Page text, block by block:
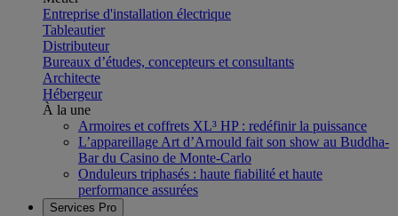
Entreprise d'installation électrique
Tableautier
Distributeur
Bureaux d’études, concepteurs et consultants
Architecte
Hébergeur
À la une
Armoires et coffrets XL³ HP : redéfinir la puissance
L’appareillage Art d’Arnould fait son show au Buddha-
Bar du Casino de Monte-Carlo
Onduleurs triphasés : haute fiabilité et haute
performance assurées
Services Pro